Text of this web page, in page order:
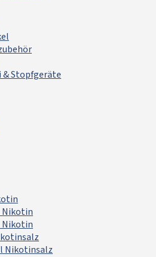
Stopfgeräte
Nikotinsalz